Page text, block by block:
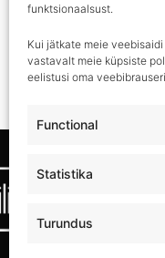
funktsionaalsust.
Kui jätkate meie
vastavalt meie küpsiste
eelistusi oma
Functional
Statistika
Turundus